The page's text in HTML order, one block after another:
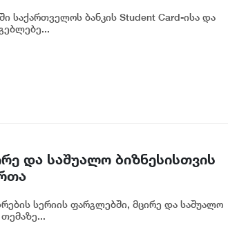
საქართველოს ბანკის Student Card-ისა და
და საშუალო ბიზნესისთვის
სერიის ფარგლებში, მცირე და საშუალო